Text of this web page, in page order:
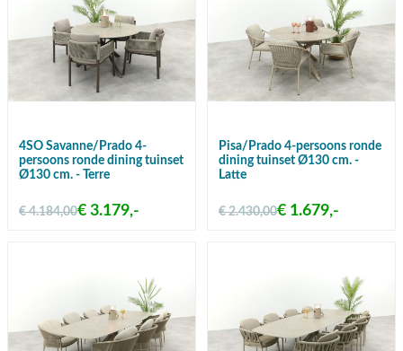
4SO Savanne/Prado 4-
persoons ronde dining tuinset
Ø130 cm. - Terre
€ 4.184,00€ 3.179,-
Pisa/Prado 4-persoons ronde
dining tuinset Ø130 cm. -
Latte
€ 2.430,00€ 1.679,-